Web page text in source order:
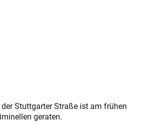
Stuttgarter Straße ist am frühen
geraten.